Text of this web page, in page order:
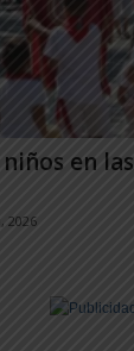
en
2026